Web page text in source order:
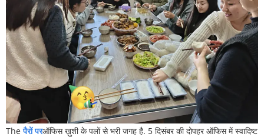
Theपैरों परऑफिस ख़ुशी के पलों से भरी जगह है. 5 दिसंबर की दोपहर ऑफिस में स्वादिष्ट